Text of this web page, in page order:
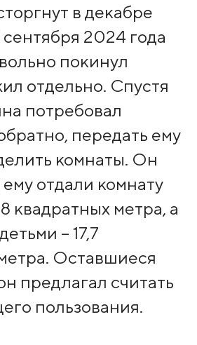
в декабре
2024 года
покинул
отдельно. Спустя
потребовал
передать ему
комнаты. Он
отдали комнату
квадратных метра, а
– 17,7
Оставшиеся
предлагал считать
пользования.